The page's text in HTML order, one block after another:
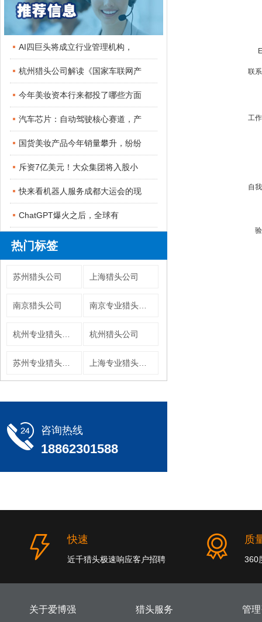
AI四巨头将成立行业管理机构，
杭州猎头公司解读《国家车联网产
今年美妆资本行来都投了哪些方面
汽车芯片：自动驾驶核心赛道，产
国货美妆产品今年销量攀升，纷纷
斥资7亿美元！大众集团将入股小
快来看机器人服务成都大运会的现
ChatGPT爆火之后，全球有
热门标签
苏州猎头公司 上海猎头公司
南京猎头公司
杭州猎头公司
咨询热线
18862301588
联
工
自
快速
近千猎头极速响应客户招聘
质
360
关于爱博强 猎头服务 管